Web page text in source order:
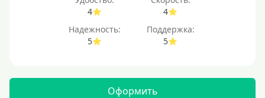
4
4
Надежность:
5
Поддержка:
5
Оформить